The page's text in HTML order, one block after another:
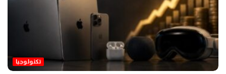
تكنولوجيا